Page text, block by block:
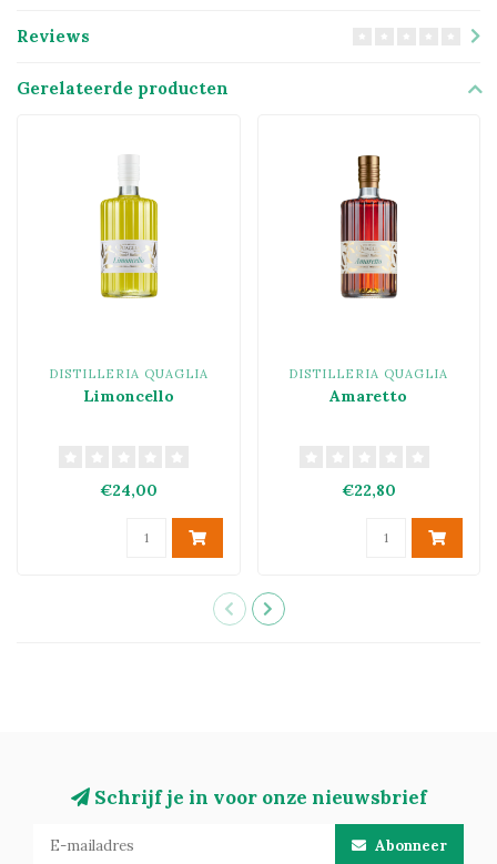
Reviews
Gerelateerde producten
DISTILLERIA QUAGLIA
Limoncello
€24,00
DISTILLERIA QUAGLIA
Amaretto
€22,80
Schrijf je in voor onze nieuwsbrief
Abonneer